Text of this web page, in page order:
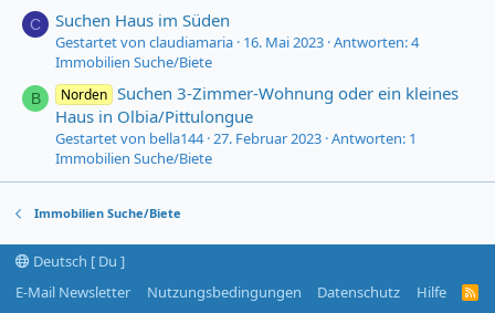
C Suchen Haus im Süden
Gestartet von claudiamaria 16. Mai 2023 Antworten: 4
Immobilien Suche/Biete
B Norden Suchen 3-Zimmer-Wohnung oder ein kleines
Haus in Olbia/Pittulongue
Gestartet von bella144 27. Februar 2023 Antworten: 1
Immobilien Suche/Biete
Immobilien Suche/Biete
Deutsch [ Du ]
E-Mail Newsletter
Nutzungsbedingungen Datenschutz Hilfe
R